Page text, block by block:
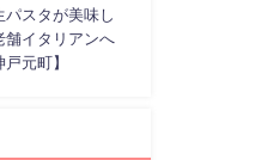
パスタが美味し
舗イタリアンへ
戸元町】